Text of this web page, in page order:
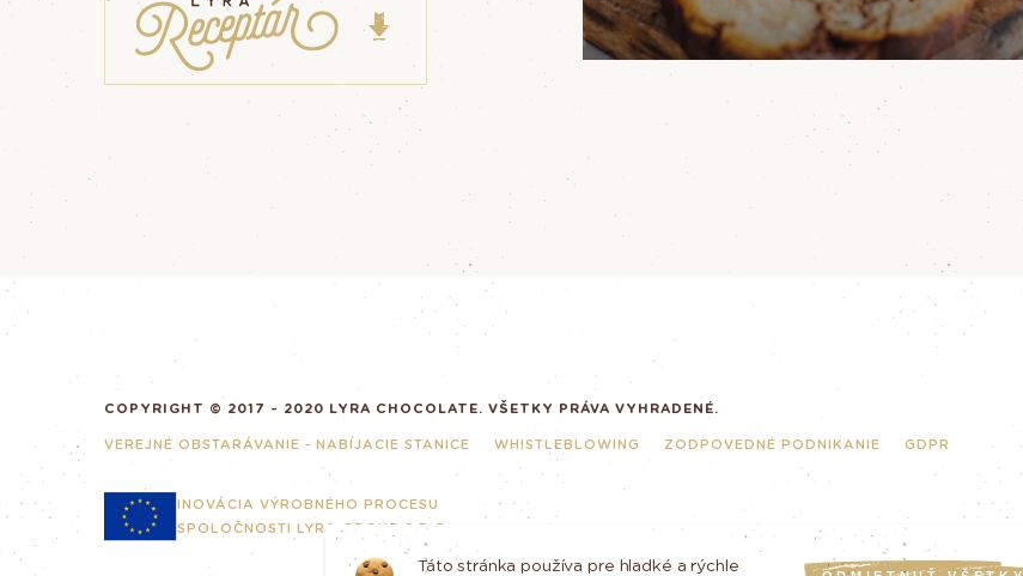
COPYRIGHT © 2017 - 2020 LYRA CHOCOLATE. VŠETKY PRÁVA VYHRADENÉ.
VEREJNÉ OBSTARÁVANIE - NABÍJACIE STANICE
WHISTLEBLOWING ZODPOVEDNÉ PODNIKANIE GDPR
INOVÁCIA VÝROBNÉHO PROCESU
SPOLOČNOSTI LYRA GROUP S.R.O.
Táto stránka používa pre hladké a rýchle